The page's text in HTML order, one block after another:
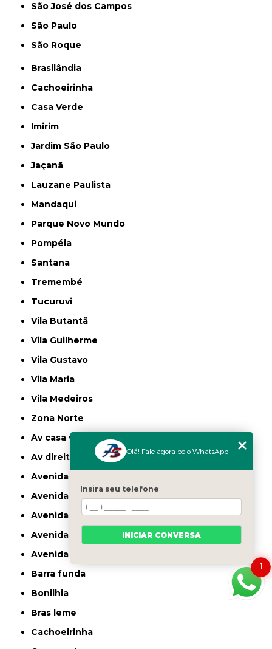
São José dos Campos
São Paulo
São Roque
Brasilândia
Cachoeirinha
Casa Verde
Imirim
Jardim São Paulo
Jaçanã
Lauzane Paulista
Mandaqui
Parque Novo Mundo
Pompéia
Santana
Tremembé
Tucuruvi
Vila Butantã
Vila Guilherme
Vila Gustavo
Vila Maria
Vila Medeiros
Zona Norte
av casa verde
av direitos humanos
avenida casa verde
avenida deputado emilio carlos
avenida engenheiro caetano alvares
avenida imirin
avenida inajar de souza
barra funda
bonilhia
bras leme
cachoeirinha
1
Olá! Fale agora pelo WhatsApp
Insira seu telefone
INICIAR CONVERSA